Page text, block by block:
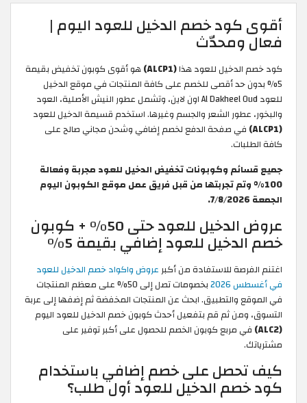
أقوى كود خصم الدخيل للعود اليوم |
فعال ومحدّث
كود خصم الدخيل للعود هذا(ALCP1)
هو أقوى كوبون تخفيض بقيمة
5% بدون حد أقصى للخصم على كافة المنتجات في موقع الدخيل
للعود Al Dakheel Oud اون لاين، وتشمل عطور النيش الأصلية، العود
والبخور، عطور الشعر والجسم وغيرها. استخدم قسيمة الدخيل للعود
(ALCP1)
في صفحة الدفع لخصم إضافي وشحن مجاني صالح على
كافة الطلبات.
جميع قسائم وكوبونات تخفيض الدخيل للعود مجربة وفعالة
100% وتم تجربتها من قبل فريق عمل موقع الكوبون اليوم
الجمعة 7/8/2026.
عروض الدخيل للعود حتى 50% + كوبون
خصم الدخيل للعود إضافي بقيمة 5%
اغتنم الفرصة للاستفادة من أكبرعروض واكواد خصم الدخيل للعود
في أغسطس 2026
بخصومات تصل إلى 50% على معظم المنتجات
في الموقع والتطبيق. ابحث عن المنتجات المخفضة ثم إضفها إلى عربة
التسوق، ومن ثم قم بتفعيل أحدث كوبون خصم الدخيل للعود اليوم
(ALC2)
في مربع كوبون الخصم للحصول على أكبر توفير على
مشترياتك.
كيف تحصل على خصم إضافي باستخدام
كود خصم الدخيل للعود أول طلب؟